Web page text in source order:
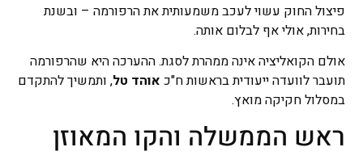
פיצול החוק עשוי לעכב משמעותית את הרפורמה – ובשנת
בחירות, אולי אף לבלום אותה.
אולם הקואליציה אינה ממהרת לסגת. ההערכה היא שהרפורמה
תועבר לוועדה ייעודית בראשות ח"כ אוהד טל, ותמשיך להתקדם
במסלול חקיקה מואץ.
ראש הממשלה והקו המאוזן